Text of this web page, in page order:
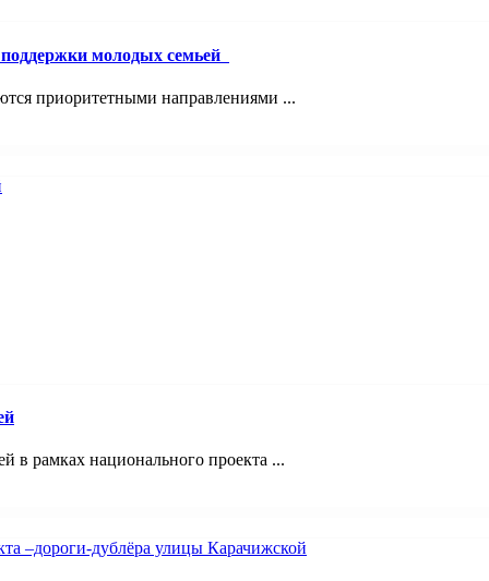
молодых семьей
приоритетными направлениями ...
в рамках национального проекта ...